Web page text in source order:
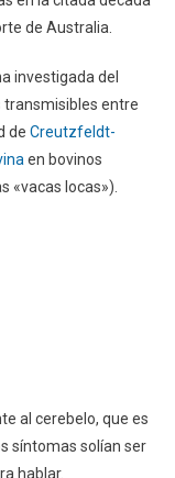
de Australia.
investigada del
entre
de Creutzfeldt-
en bovinos
«vacas locas»).
al cerebelo, que es
síntomas solían ser
hablar.